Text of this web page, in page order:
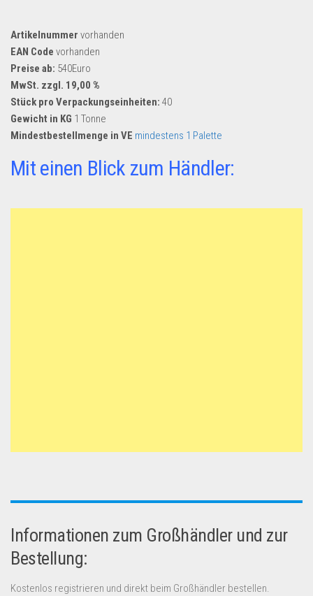
Artikelnummer vorhanden
EAN Code vorhanden
Preise ab: 540Euro
MwSt. zzgl. 19,00 %
Stück pro Verpackungseinheiten: 40
Gewicht in KG 1 Tonne
Mindestbestellmenge in VE mindestens 1 Palette
Mit einen Blick zum Händler:
Informationen zum Großhändler und zur
Bestellung:
Kostenlos registrieren und direkt beim Großhändler bestellen.